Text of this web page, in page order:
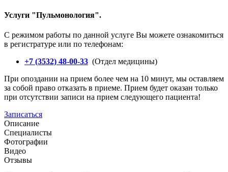
Услуги "Пульмонология".
С режимом работы по данной услуге Вы можете ознакомиться
в регистратуре или по телефонам:
+7 (3532) 48-00-33 (Отдел медицины)
При опоздании на прием более чем на 10 минут, мы оставляем
за собой право отказать в приеме. Прием будет оказан только
при отсутствии записи на прием следующего пациента!
Записаться
Описание
Специалисты
Фотографии
Видео
Отзывы